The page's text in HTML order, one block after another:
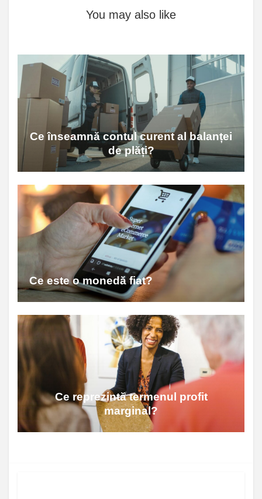
You may also like
Ce înseamnă contul curent al balanței
de plăți?
Ce este o monedă fiat?
Ce reprezintă termenul profit
marginal?